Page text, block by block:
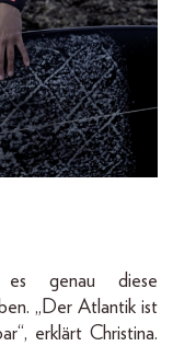
genau diese
„Der Atlantik ist
erklärt Christina.